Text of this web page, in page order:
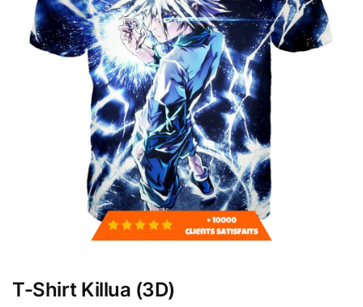
T-Shirt Killua (3D)